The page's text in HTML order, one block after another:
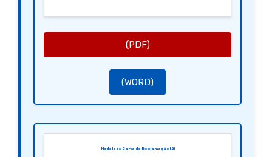
(PDF)
(WORD)
Modelo de Carta de Reclamação (2)